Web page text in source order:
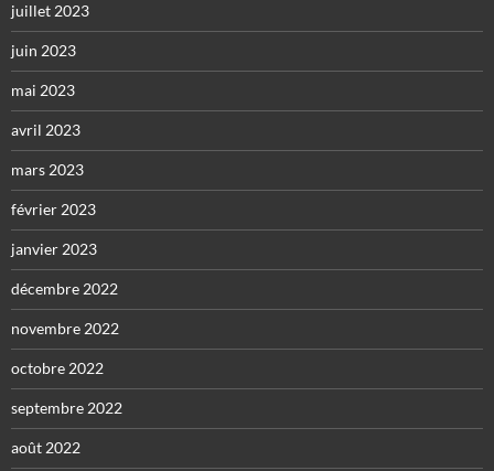
juillet 2023
juin 2023
mai 2023
avril 2023
mars 2023
février 2023
janvier 2023
décembre 2022
novembre 2022
octobre 2022
septembre 2022
août 2022